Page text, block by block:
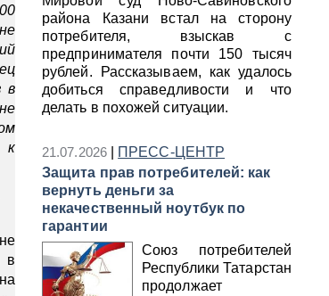
района Казани встал на сторону
потребителя, взыскав с
предпринимателя почти 150 тысяч
рублей. Рассказываем, как удалось
добиться справедливости и что
делать в похожей ситуации.
21.07.2026|
ПРЕСС-ЦЕНТР
Защита прав потребителей: как
вернуть деньги за
некачественный ноутбук по
гарантии
Союз потребителей
Республики Татарстан
продолжает
в
к
в